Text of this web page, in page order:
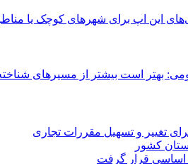
این اپ برای شهرهای کوچک یا
بهتر است بیشتر از مسیرهای